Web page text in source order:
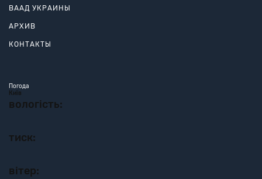
ВААД УКРАИНЫ
АРХИВ
КОНТАКТЫ
Погода
Київ
вологість:
тиск:
вітер: